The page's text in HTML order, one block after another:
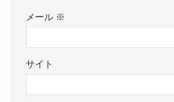
メール ※
サイト